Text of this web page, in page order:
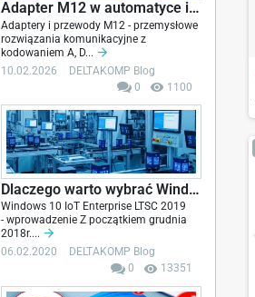
Adapter M12 w automatyce i sieciach...
Adaptery i przewody M12 - przemysłowe
rozwiązania komunikacyjne z
kodowaniem A, D...
10.02.2026
DELTAKOMP Blog
1100
0
Dlaczego warto wybrać Windows 10 IoT Enterprise...
Windows 10 IoT Enterprise LTSC 2019
- wprowadzenie Z początkiem grudnia
2018r....
06.02.2020
DELTAKOMP Blog
13351
0